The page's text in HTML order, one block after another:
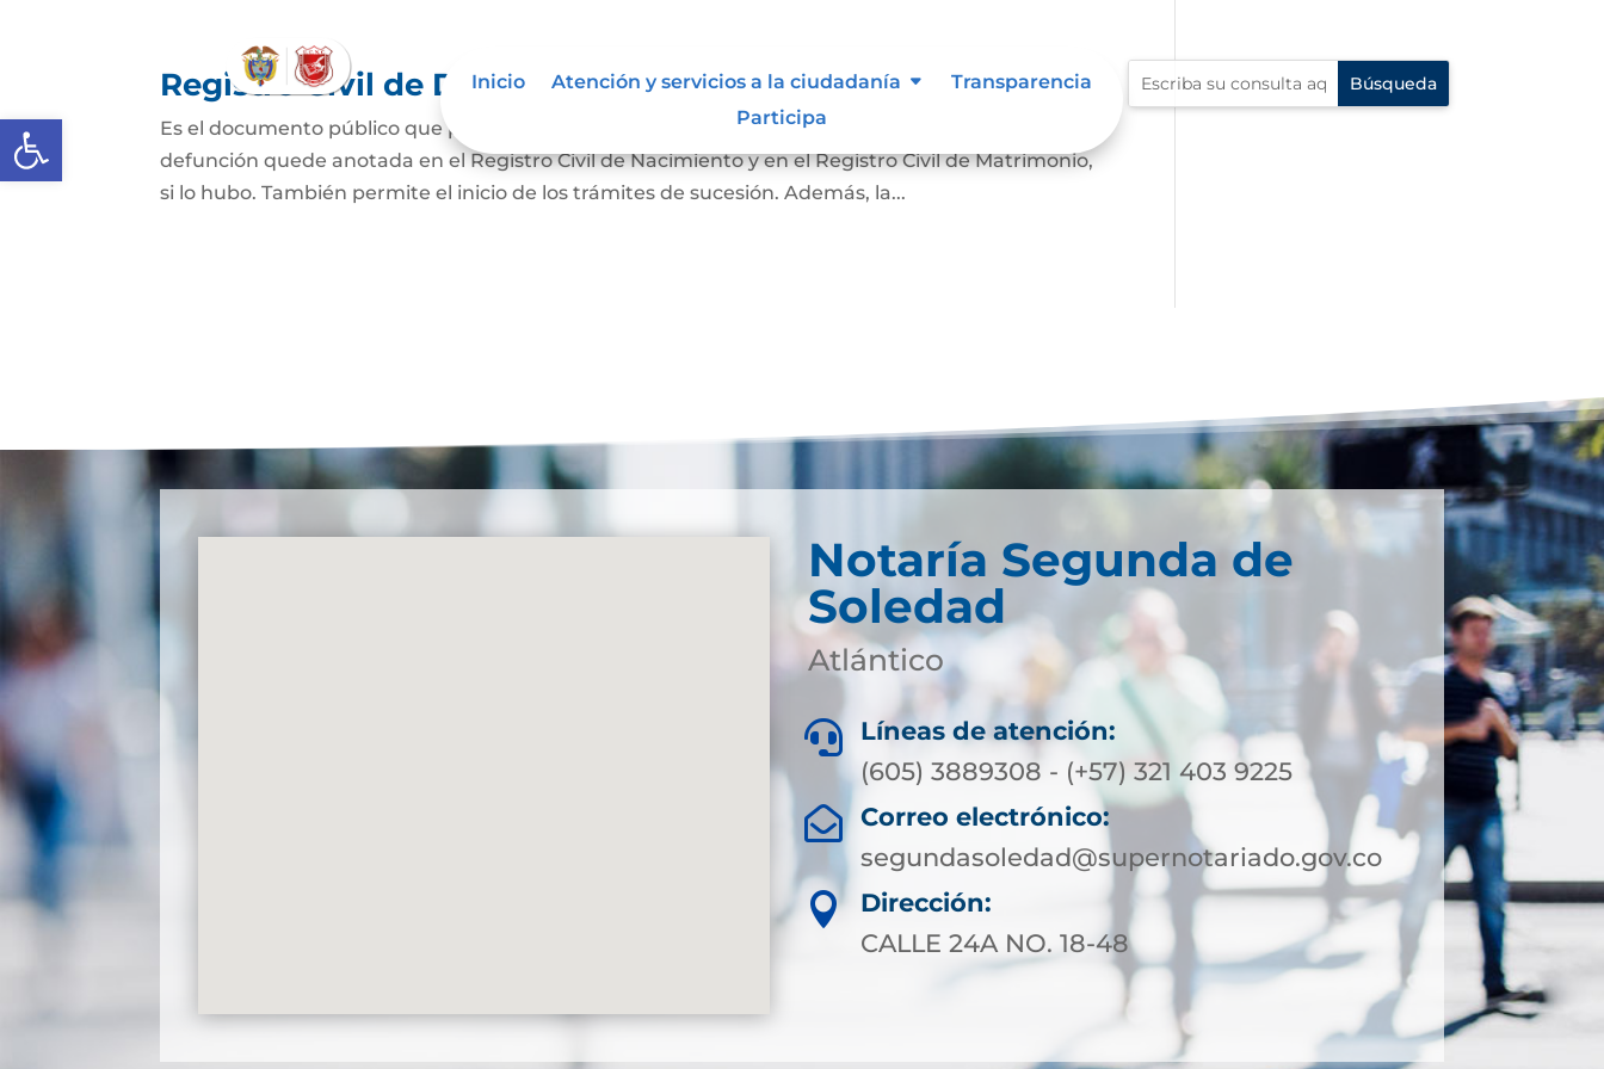
Abrir barra de herramientas
Inicio Atención y servicios a la ciudadanía
Transparencia
Participa
Registro Civil de Defunción
Es el documento público que prueba el hecho de la muerte y su causa. Sirve para que la
defunción quede anotada en el Registro Civil de Nacimiento y en el Registro Civil de Matrimonio,
si lo hubo. También permite el inicio de los trámites de sucesión. Además, la...
Notaría Segunda de
Soledad
Atlántico

Líneas de atención:
(605) 3889308 - (+57) 321 403 9225

Correo electrónico:
segundasoledad@supernotariado.gov.co

Dirección:
CALLE 24A NO. 18-48